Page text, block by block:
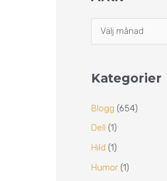
Kategorier
Blogg (654)
Dell (1)
Hild (1)
Humor (1)